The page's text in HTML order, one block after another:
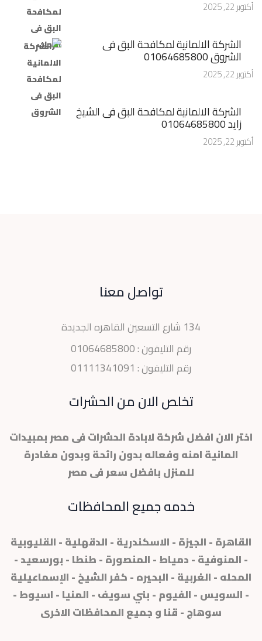
أكتوبر 22, 2025
الشركة الالمانية لمكافحة البق فى
الشروق 01064685800
أكتوبر 22, 2025
الشركة الالمانية لمكافحة البق فى الشيخ
زايد 01064685800
أكتوبر 22, 2025
تواصل معنا
134 شارع التسعين القاهره الجديدة
رقم التليفون :01064685800
رقم التليفون : 01111341091
تخلص الان من الحشرات
اختر الان افضل شركة لابادة الحشرات فى مصر بمبيدات
المانية امنه وفعاله بدون رائحة وبدون مغادرة
للمنزل بافضل سعر فى مصر
خدمه جميع المحافظات
القاهرة - الجيزة - الاسكندرية - الدقهلية - القليوبية
- المنوفية - دمياط - المنصورة - طنطا - بورسعيد -
المحله - الغربية - البحيره - كفر الشيخ - الإسماعيلية
- السويس - الفيوم - بني سويف - المنيا - اسيوط -
سوهاج - قنا و جميع المحافظات الاخرى